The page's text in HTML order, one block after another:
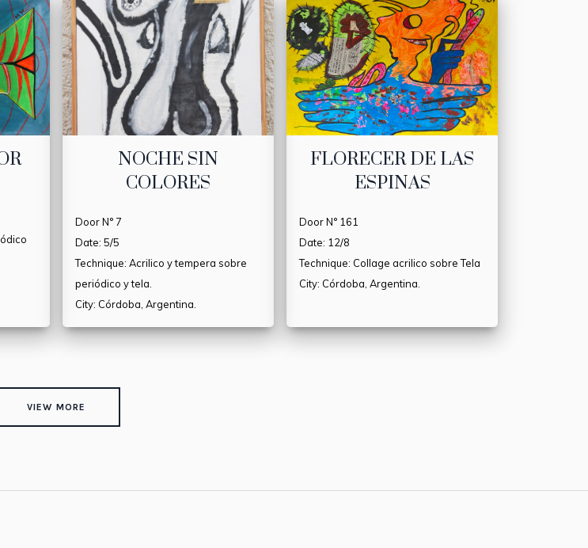
NOCHE SIN
COLORES
Door N° 7
Date: 5/5
Technique: Acrilico y tempera sobre
periódico y tela.
City: Córdoba, Argentina.
FLORECER DE LAS
ESPINAS
Door N° 161
Date: 12/8
Technique: Collage acrilico sobre Tela
City: Córdoba, Argentina.
VIEW MORE